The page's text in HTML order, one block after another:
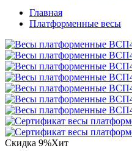
Главная
Платформенные весы
Скидка 9%Хит